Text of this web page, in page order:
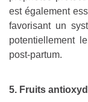
est également
favorisant un
potentiellement
post-partum.
5. Fruits